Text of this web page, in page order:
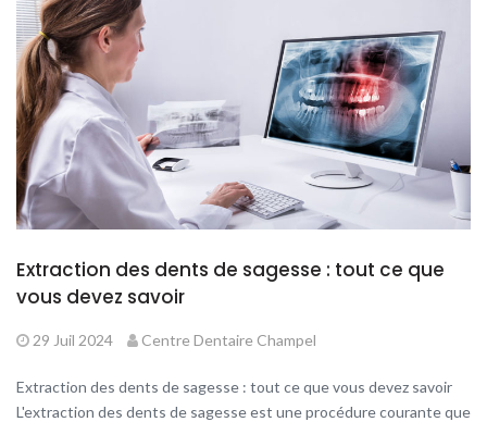
Extraction des dents de sagesse : tout ce que
vous devez savoir
29 Juil 2024 Centre Dentaire Champel
Extraction des dents de sagesse : tout ce que vous devez savoir
L'extraction des dents de sagesse est une procédure courante que